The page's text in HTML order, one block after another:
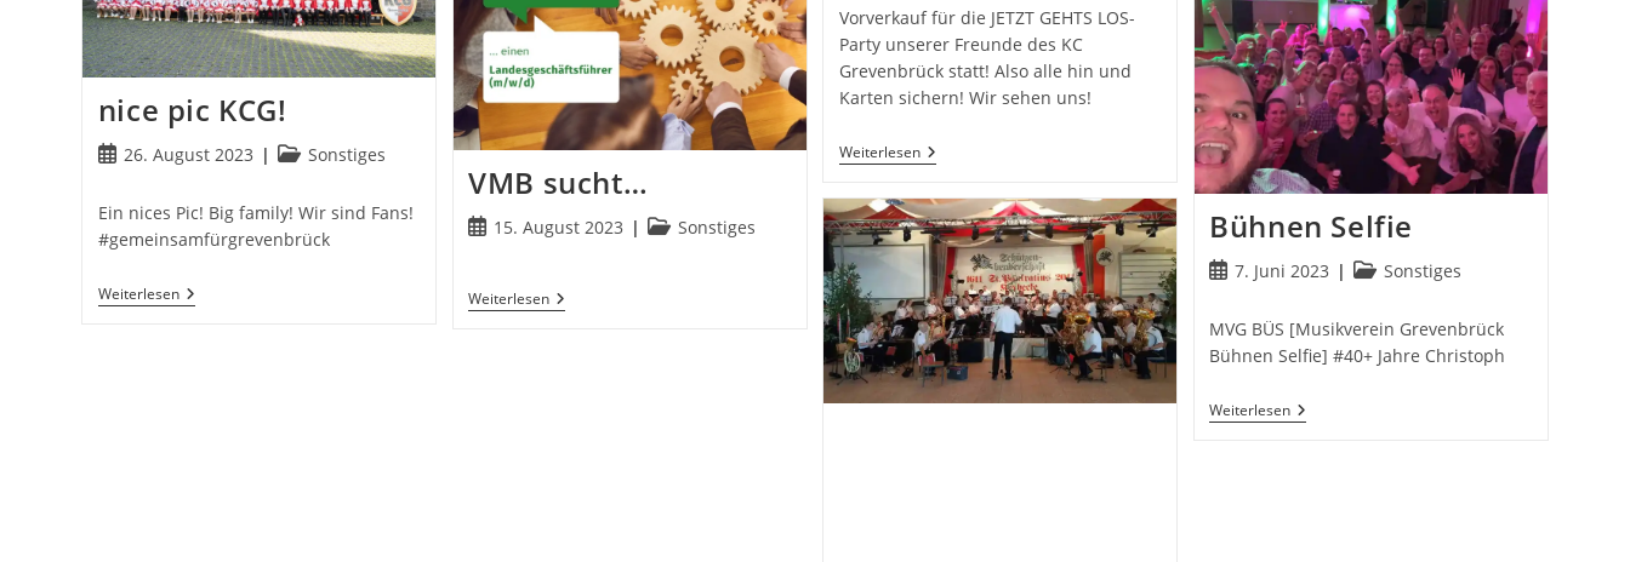
Vorverkauf für die JETZT GEHTS LOS-
Party unserer Freunde des KC
Grevenbrück statt! Also alle hin und
Karten sichern! Wir sehen uns!
WeiterlesenJETZT
GEHTS
Party
nice pic KCG!
Beitrag
26. August 2023
Beitrags-
Sonstiges
Ein nices Pic! Big family! Wir sind Fans!
#gemeinsamfürgrevenbrück
WeiterlesenNice
Pic
Tab
VMB sucht…
Beitrag15. August 2023
Beitrags-
Sonstiges
WeiterlesenVMB
Sucht…
Bühnen Selfie
Beitrag
7. Juni 2023
Beitrags-
Sonstiges
MVG BÜS [Musikverein Grevenbrück
Bühnen Selfie] #40+ Jahre Christoph
WeiterlesenBühnen
Selfie